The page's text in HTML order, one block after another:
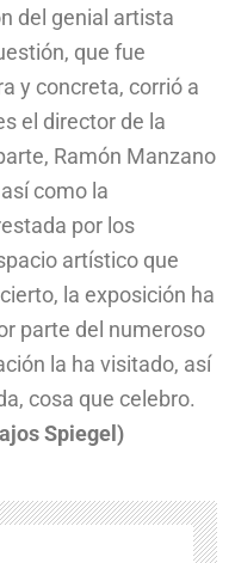
del genial artista
que fue
y concreta, corrió a
el director de la
Ramón Manzano
como la
por los
artístico que
la exposición ha
parte del numeroso
la ha visitado, así
cosa que celebro.
Spiegel)